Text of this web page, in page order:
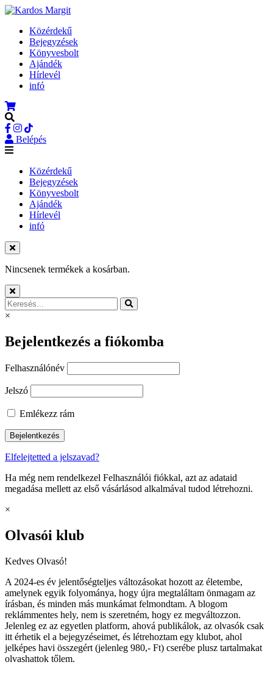
Közérdekű
Bejegyzések
Könyvesbolt
Ajándék
Hírlevél
infó
Belépés
Közérdekű
Bejegyzések
Könyvesbolt
Ajándék
Hírlevél
infó
Nincsenek termékek a kosárban.
×
Bejelentkezés a fiókomba
Felhasználónév
Jelszó
Emlékezz rám
Elfelejtetted a jelszavad?
Ha még nem rendelkezel Felhasználói fiókkal, azt az adataid
megadása mellett az első vásárlásod alkalmával tudod létrehozni.
×
Olvasói klub
Kedves Olvasó!
A 2024-es év jelentőségteljes változásokat hozott az életembe,
amelynek egyik folyománya, hogy újra megtaláltam önmagam az
írásban, és minden más munkámat felmondtam. A blogom
reklámmentes hely, nem is szeretném, hogy ez megváltozzon.
Jelenleg ez az egyetlen platform, ahová publikálok, az olvasók csak
itt érhetik el a bejegyzéseimet, és létrehoztam egy klubot, ahol
jelképes havi összegért (jelenleg 980,- Ft) cserébe plusz tartalmakat
olvashattok tőlem.